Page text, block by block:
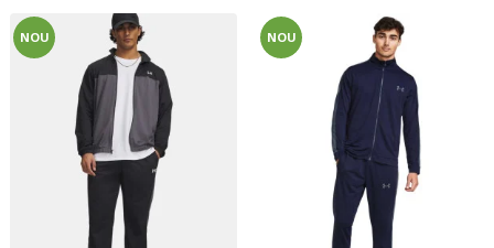
NOU NOU